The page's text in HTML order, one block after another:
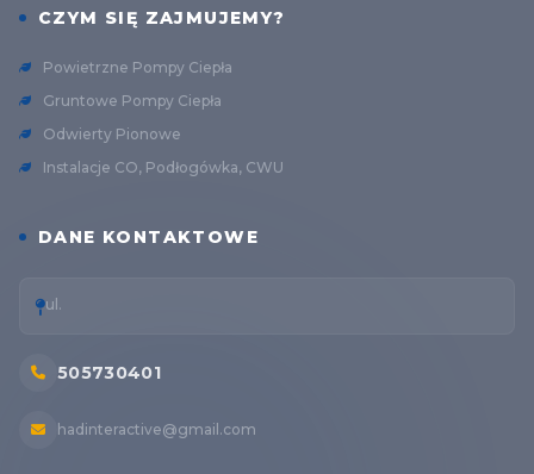
CZYM SIĘ ZAJMUJEMY?
Powietrzne Pompy Ciepła
Gruntowe Pompy Ciepła
Odwierty Pionowe
Instalacje CO, Podłogówka, CWU
DANE KONTAKTOWE
ul.
505730401
hadinteractive@gmail.com